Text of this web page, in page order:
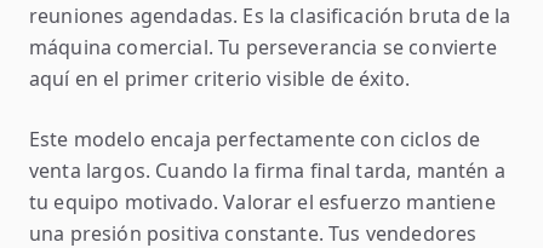
reuniones agendadas. Es la clasificación bruta de la
máquina comercial. Tu perseverancia se convierte
aquí en el primer criterio visible de éxito.
Este modelo encaja perfectamente con ciclos de
venta largos. Cuando la firma final tarda, mantén a
tu equipo motivado. Valorar el esfuerzo mantiene
una presión positiva constante. Tus vendedores